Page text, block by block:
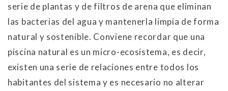
serie de plantas y de filtros de arena que eliminan
las bacterias del agua y mantenerla limpia de forma
natural y sostenible. Conviene recordar que una
piscina natural es un micro-ecosistema, es decir,
existen una serie de relaciones entre todos los
habitantes del sistema y es necesario no alterar